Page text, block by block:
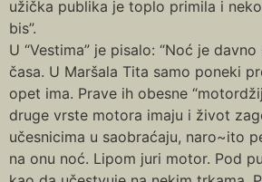
užička publika je toplo primila i
bis”.
U “Vestima” je pisalo: “Noć je
časa. U Maršala Tita samo poneki
opet ima. Prave ih obesne
druge vrste motora imaju i život
učesnicima u saobraćaju, naro~ito
na onu noć. Lipom juri motor. Pod